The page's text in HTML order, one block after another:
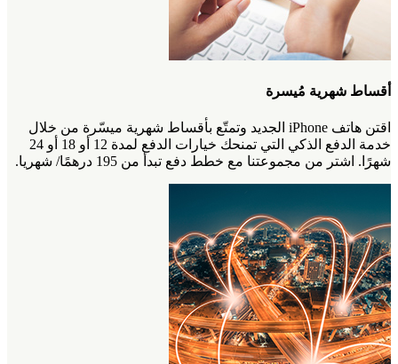
أقساط شهرية مُيسرة
اقتن هاتف iPhone الجديد وتمتّع بأقساط شهرية ميسّرة من خلال
خدمة الدفع الذكي التي تمنحك خيارات الدفع لمدة 12 أو 18 أو 24
شهرًا. اشتر من مجموعتنا مع خطط دفع تبدأ من 195 درهمًا/ شهريا.